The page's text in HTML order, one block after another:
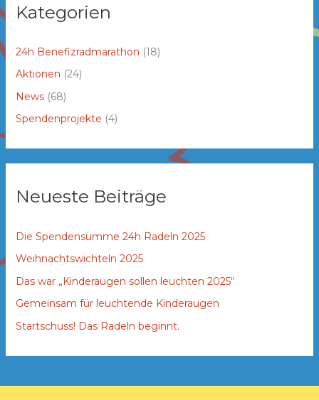
Kategorien
24h Benefizradmarathon (18)
Aktionen (24)
News(68)
Spendenprojekte (4)
Neueste Beiträge
Die Spendensumme 24h Radeln 2025
Weihnachtswichteln 2025
Das war „Kinderaugen sollen leuchten 2025“
Gemeinsam für leuchtende Kinderaugen
Startschuss! Das Radeln beginnt.